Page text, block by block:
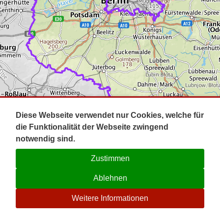
Impressum
Kontakt
☉
Diese Webseite verwendet nur Cookies, welche für
die Funktionalität der Webseite zwingend
notwendig sind.
Zustimmen
Ablehnen
Weitere Informationen